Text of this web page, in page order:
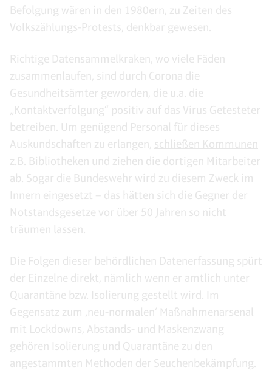
Befolgung wären in den 1980ern, zu Zeiten des
Volkszählungs-Protests, denkbar gewesen.
Richtige Datensammelkraken, wo viele Fäden
zusammenlaufen, sind durch Corona die
Gesundheitsämter geworden, die u.a. die
„Kontaktverfolgung“ positiv auf das Virus Getesteter
betreiben. Um genügend Personal für dieses
Auskundschaften zu erlangen, schließen Kommunen
z.B. Bibliotheken und ziehen die dortigen Mitarbeiter
ab . Sogar die Bundeswehr wird zu diesem Zweck im
Innern eingesetzt – das hätten sich die Gegner der
Notstandsgesetze vor über 50 Jahren so nicht
träumen lassen.
Die Folgen dieser behördlichen Datenerfassung spürt
der Einzelne direkt, nämlich wenn er amtlich unter
Quarantäne bzw. Isolierung gestellt wird. Im
Gegensatz zum ‚neu-normalen‘ Maßnahmenarsenal
mit Lockdowns, Abstands- und Maskenzwang
gehören Isolierung und Quarantäne zu den
angestammten Methoden der Seuchenbekämpfung.